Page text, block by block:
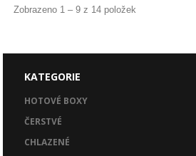
Zobrazeno 1 – 9 z 14 položek
KATEGORIE
HOTOVÉ BOXY
ČERSTVÉ
CHLAZENÉ